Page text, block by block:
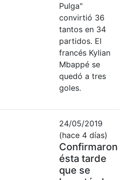
Pulga"
convirtió 36
tantos en 34
partidos. El
francés Kylian
Mbappé se
quedó a tres
goles.
24/05/2019
(hace 4 días)
Confirmaron
ésta tarde
que se